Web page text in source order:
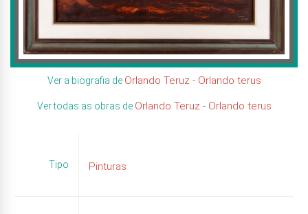
Ver a biografia de Orlando Teruz - Orlando terus
Ver todas as obras de Orlando Teruz - Orlando terus
Tipo Pinturas